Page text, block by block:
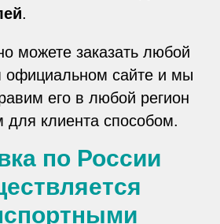
.
можете заказать любой
официальном сайте и мы
его в любой регион
для клиента способом.
по России